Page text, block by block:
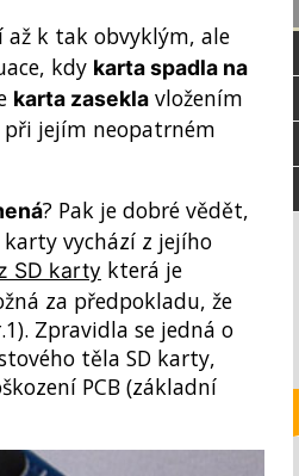
až k tak obvyklým, ale
kdy karta spadla na
karta zaseklavložením
při jejím neopatrném
? Pak je dobré vědět,
vychází z jejího
SD karty která je
za předpokladu, že
Zpravidla se jedná o
těla SD karty,
PCB (základní